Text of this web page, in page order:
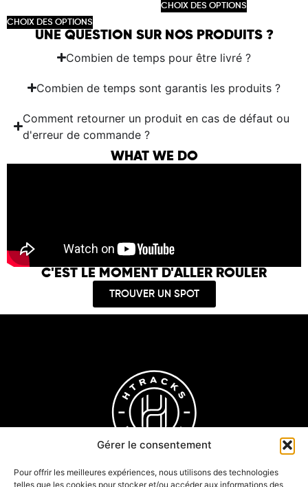
Gérer le consentement
Pour offrir les meilleures expériences, nous utilisons des technologies
telles que les cookies pour stocker et/ou accéder aux informations des
CHOIX DES OPTIONS
CHOIX DES OPTIONS
UNE QUESTION SUR NOS PRODUITS ?
Combien de temps pour être livré ?
Combien de temps sont garantis les produits ?
Comment retourner un produit en cas de défaut ou
d'erreur de commande ?
WHAT WE DO
C'EST LE MOMENT D'ALLER ROULER
TROUVER UN SPOT